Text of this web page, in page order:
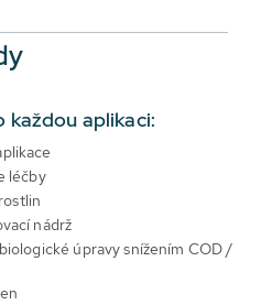
každou aplikaci:
léčby
nádrž
úpravy snížením COD /